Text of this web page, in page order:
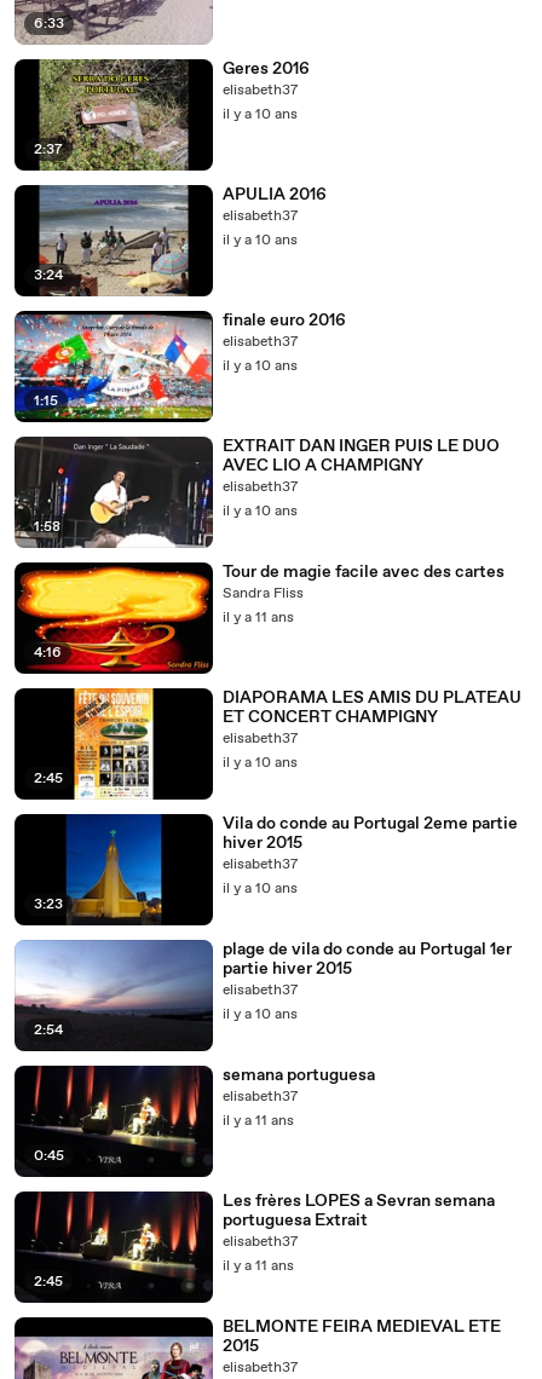
6:33
2:37
Geres 2016
elisabeth37
il y a 10 ans
3:24
APULIA 2016
elisabeth37
il y a 10 ans
1:15
finale euro 2016
elisabeth37
il y a 10 ans
1:58
EXTRAIT DAN INGER PUIS LE DUO
AVEC LIO A CHAMPIGNY
elisabeth37
il y a 10 ans
4:16
Tour de magie facile avec des cartes
Sandra Fliss
il y a 11 ans
2:45
DIAPORAMA LES AMIS DU PLATEAU
ET CONCERT CHAMPIGNY
elisabeth37
il y a 10 ans
3:23
Vila do conde au Portugal 2eme partie
hiver 2015
elisabeth37
il y a 10 ans
2:54
plage de vila do conde au Portugal 1er
partie hiver 2015
elisabeth37
il y a 10 ans
0:45
semana portuguesa
elisabeth37
il y a 11 ans
2:45
Les frères LOPES a Sevran semana
portuguesa Extrait
elisabeth37
il y a 11 ans
BELMONTE FEIRA MEDIEVAL ETE
2015
elisabeth37